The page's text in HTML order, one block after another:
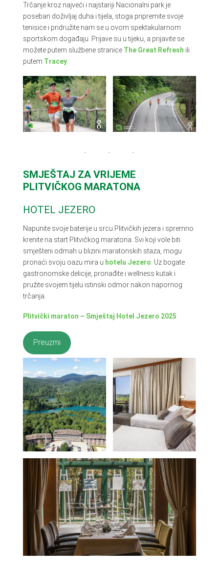
Trčanje kroz najveći i najstariji Nacionalni park je
poseban doživljaj duha i tijela, stoga pripremite svoje
tenisice i pridružite nam se u ovom spektakularnom
sportskom događaju. Prijave su u tijeku, a prijavite se
možete putem službene stranice The Great Refresh ili
putem Tracey.
SMJEŠTAJ ZA VRIJEME
PLITVIČKOG MARATONA
HOTEL JEZERO
Napunite svoje baterije u srcu Plitvičkih jezera i spremno
krenite na start Plitvičkog maratona. Svi koji vole biti
smješteni odmah u blizini maratonskih staza, mogu
pronaći svoju oazu mira u hotelu Jezero . Uz bogate
gastronomske delicije, pronađite i wellness kutak i
pružite svojem tijelu istinski odmor nakon napornog
trčanja.
Plitvički maraton – Smještaj Hotel Jezero 2025
Preuzmi